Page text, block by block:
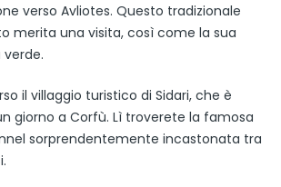
verso Avliotes. Questo tradizionale
merita una visita, così come la sua
il villaggio turistico di Sidari, che è
giorno a Corfù. Lì troverete la famosa
sorprendentemente incastonata tra